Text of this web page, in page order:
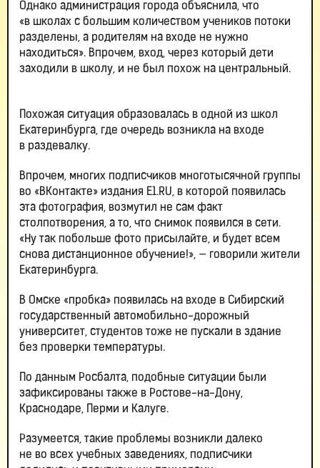
Однако администрация города объяснила, что
«в школах с большим количеством учеников потоки
разделены, а родителям на входе не нужно
находиться». Впрочем, вход, через который дети
заходили в школу, и не был похож на центральный.
Похожая ситуация образовалась в одной из школ
Екатеринбурга, где очередь возникла на входе
в раздевалку.
Впрочем, многих подписчиков многотысячной группы
во «ВКонтакте» издания E1.RU, в которой появилась
эта фотография, возмутил не сам факт
столпотворения, а то, что снимок появился в сети.
«Ну так побольше фото присылайте, и будет всем
снова дистанционное обучение!», — говорили жители
Екатеринбурга.
В Омске «пробка» появилась на входе в Сибирский
государственный автомобильно-дорожный
университет, студентов тоже не пускали в здание
без проверки температуры.
По данным Росбалта, подобные ситуации были
зафиксированы также в Ростове-на-Дону,
Краснодаре, Перми и Калуге.
Разумеется, такие проблемы возникли далеко
не во всех учебных заведениях, подписчики